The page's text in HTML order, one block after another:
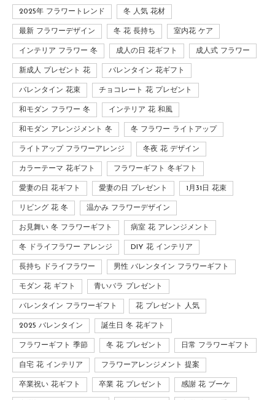
2025年 フラワートレンド 冬 人気 花材
最新 フラワーデザイン 冬 花 長持ち 室内花 ケア
インテリア フラワー 冬 成人の日 花ギフト 成人式 フラワー
新成人 プレゼント 花 バレンタイン 花ギフト
バレンタイン 花束 チョコレート 花 プレゼント
和モダン フラワー 冬 インテリア 花 和風
和モダン アレンジメント 冬 冬 フラワー ライトアップ
ライトアップ フラワーアレンジ 冬夜 花 デザイン
カラーテーマ 花ギフト フラワーギフト 冬ギフト
愛妻の日 花ギフト 愛妻の日 プレゼント 1月31日 花束
リビング 花 冬 温かみ フラワーデザイン
お見舞い 冬 フラワーギフト 病室 花 アレンジメント
冬 ドライフラワー アレンジ DIY 花 インテリア
長持ち ドライフラワー 男性 バレンタイン フラワーギフト
モダン 花 ギフト 青いバラ プレゼント
バレンタイン フラワーギフト 花 プレゼント 人気
2025 バレンタイン 誕生日 冬 花ギフト
フラワーギフト 季節 冬 花 プレゼント 日常 フラワーギフト
自宅 花 インテリア フラワーアレンジメント 提案
卒業祝い 花ギフト 卒業 花 プレゼント 感謝 花 ブーケ